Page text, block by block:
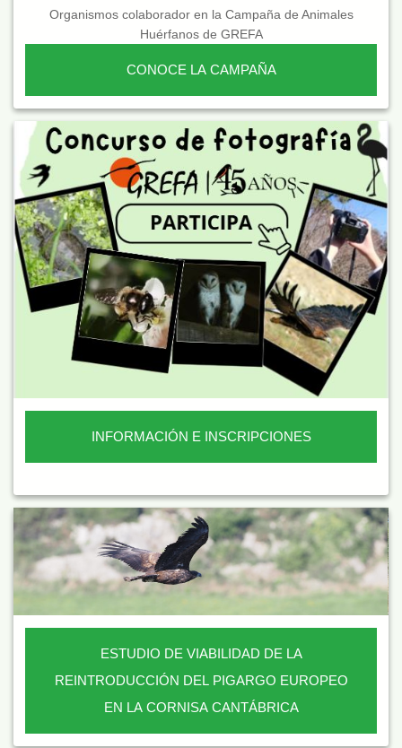
Organismos colaborador en la Campaña de Animales
Huérfanos de GREFA
CONOCE LA CAMPAÑA
INFORMACIÓN E INSCRIPCIONES
ESTUDIO DE VIABILIDAD DE LA
REINTRODUCCIÓN DEL PIGARGO EUROPEO
EN LA CORNISA CANTÁBRICA